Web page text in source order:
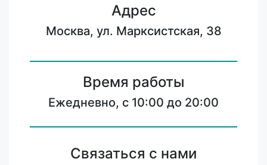
Адрес
Москва, ул. Марксистская, 38
Время работы
Ежедневно, с 10:00 до 20:00
Связаться с нами